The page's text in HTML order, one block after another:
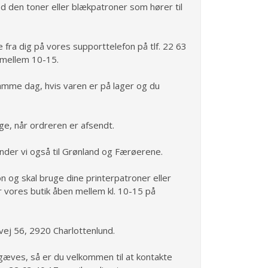
den toner eller blækpatroner som hører til
fra dig på vores supporttelefon på tlf. 22 63
10-15.
dag, hvis varen er på lager og du
når ordreren er afsendt.
vi også til Grønland og Færøerene.
og skal bruge dine printerpatroner eller
butik åben mellem kl. 10-15 på
56, 2920 Charlottenlund.
så er du velkommen til at kontakte